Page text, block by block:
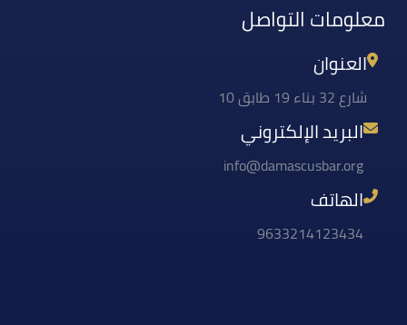
معلومات التواصل
العنوان
شارع 32 بناء 19 طابق 10
البريد الإلكتروني
info@damascusbar.org
الهاتف
9633214123434